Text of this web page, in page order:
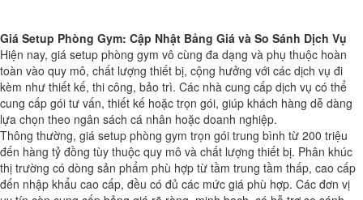
Giá Setup Phòng Gym: Cập Nhật Bảng Giá và So Sánh Dịch Vụ
Hiện nay, giá setup phòng gym vô cùng đa dạng và phụ thuộc hoàn
toàn vào quy mô, chất lượng thiết bị, cộng hưởng với các dịch vụ đi
kèm như thiết kế, thi công, bảo trì. Các nhà cung cấp dịch vụ có thể
cung cấp gói tư vấn, thiết kế hoặc trọn gói, giúp khách hàng dễ dàng
lựa chọn theo ngân sách cá nhân hoặc doanh nghiệp.
Thông thường, giá setup phòng gym trọn gói trung bình từ 200 triệu
đến hàng tỷ đồng tùy thuộc quy mô và chất lượng thiết bị. Phân khúc
thị trường có dòng sản phẩm phù hợp từ tầm trung tầm thấp, cao cấp
đến nhập khẩu cao cấp, đều có đủ các mức giá phù hợp. Các đơn vị